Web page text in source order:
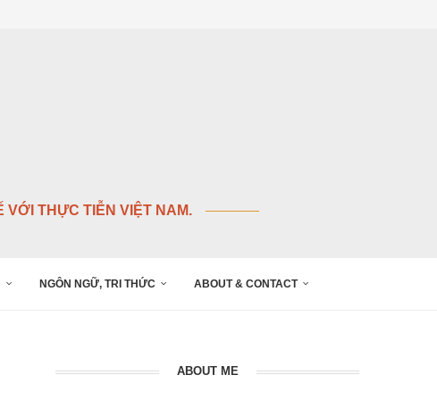
VỚI THỰC TIỄN VIỆT NAM.
NGÔN NGỮ, TRI THỨC ABOUT & CONTACT
ABOUT ME